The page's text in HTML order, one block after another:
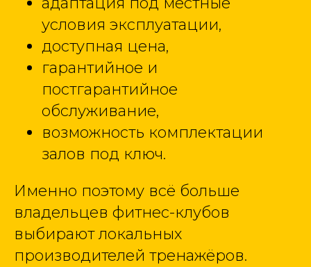
условия эксплуатации,
доступная цена,
гарантийное и
постгарантийное
обслуживание,
возможность комплектации
залов под ключ.
Именно поэтому всё больше
владельцев фитнес-клубов
выбирают локальных
производителей тренажёров.